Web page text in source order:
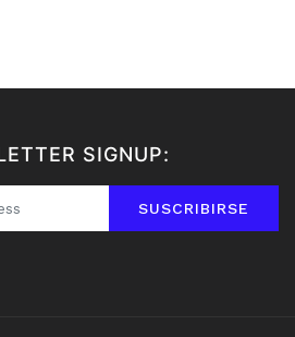
SIGNUP:
SUSCRIBIRSE